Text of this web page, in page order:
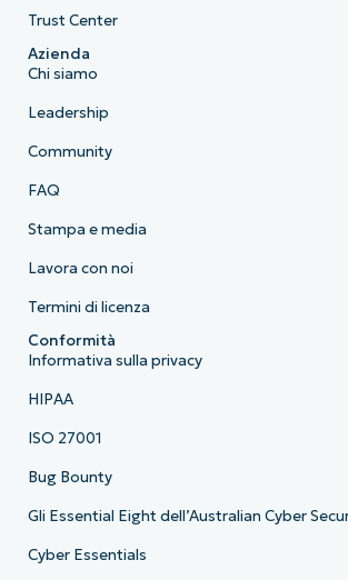
Trust Center
Azienda
Chi siamo
Leadership
Community
FAQ
Stampa e media
Lavora con noi
Termini di licenza
Conformità
Informativa sulla privacy
HIPAA
ISO 27001
Bug Bounty
Gli Essential Eight dell’Australian Cyber
Cyber Essentials